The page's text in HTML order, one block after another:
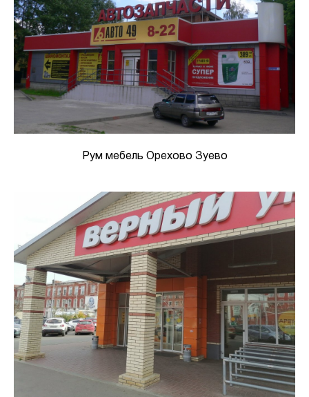
Рум мебель Орехово Зуево